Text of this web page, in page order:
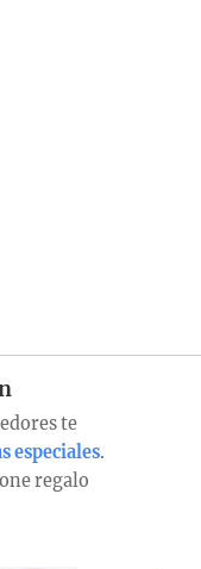
te
especiales.
regalo